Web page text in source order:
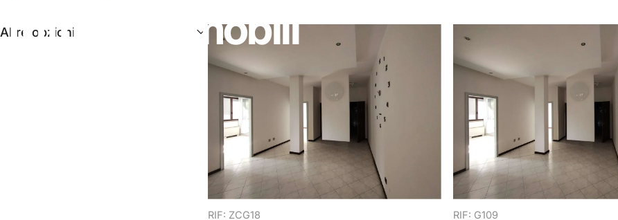
Tutti immobili
Altre opzioni
RIF: ZCG18 RIF: G109